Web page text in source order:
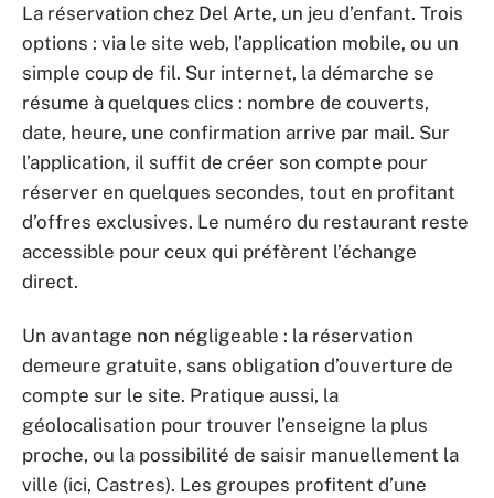
La réservation chez Del Arte, un jeu d’enfant. Trois
options : via le site web, l’application mobile, ou un
simple coup de fil. Sur internet, la démarche se
résume à quelques clics : nombre de couverts,
date, heure, une confirmation arrive par mail. Sur
l’application, il suffit de créer son compte pour
réserver en quelques secondes, tout en profitant
d’offres exclusives. Le numéro du restaurant reste
accessible pour ceux qui préfèrent l’échange
direct.
Un avantage non négligeable : la réservation
demeure gratuite, sans obligation d’ouverture de
compte sur le site. Pratique aussi, la
géolocalisation pour trouver l’enseigne la plus
proche, ou la possibilité de saisir manuellement la
ville (ici, Castres). Les groupes profitent d’une